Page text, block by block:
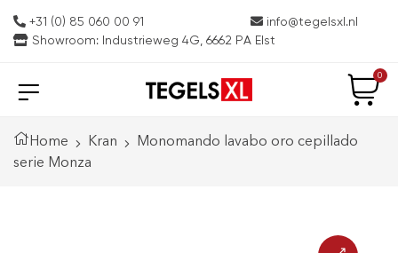
+31 (0) 85 060 00 91
info@tegelsxl.nl
Showroom: Industrieweg 4G, 6662 PA Elst
0
Home Kran
Monomando lavabo oro cepillado
serie Monza